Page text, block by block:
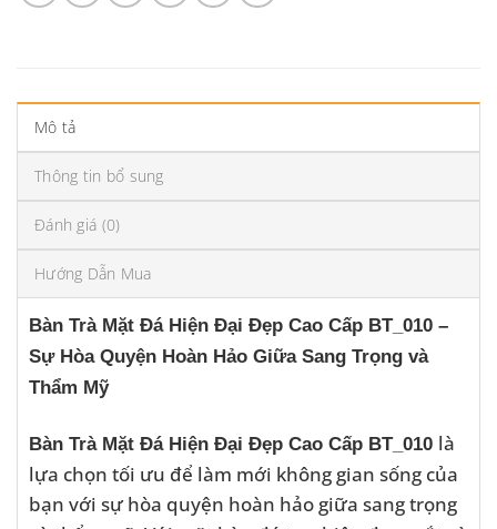
Mô tả
Thông tin bổ sung
Đánh giá (0)
Hướng Dẫn Mua
Bàn Trà Mặt Đá Hiện Đại Đẹp Cao Cấp BT_010 –
Sự Hòa Quyện Hoàn Hảo Giữa Sang Trọng và
Thẩm Mỹ
Bàn Trà Mặt Đá Hiện Đại Đẹp Cao Cấp BT_010 là
lựa chọn tối ưu để làm mới không gian sống của
bạn với sự hòa quyện hoàn hảo giữa sang trọng